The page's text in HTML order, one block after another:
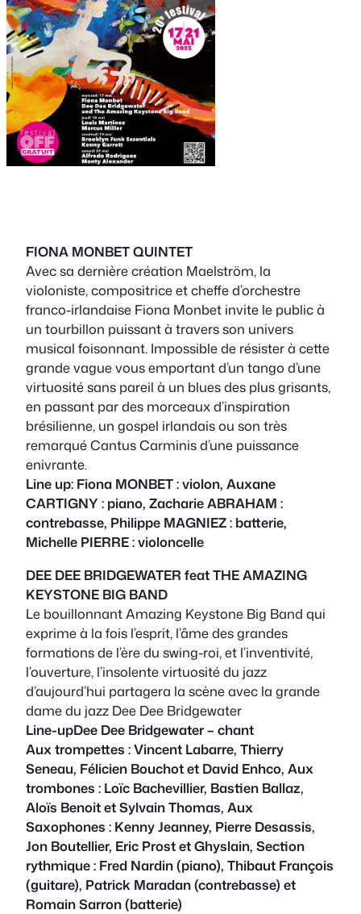
FIONA MONBET QUINTET
Avec sa dernière création Maelström, la
violoniste, compositrice et cheffe d’orchestre
franco-irlandaise Fiona Monbet invite le public à
un tourbillon puissant à travers son univers
musical foisonnant. Impossible de résister à cette
grande vague vous emportant d’un tango d’une
virtuosité sans pareil à un blues des plus grisants,
en passant par des morceaux d’inspiration
brésilienne, un gospel irlandais ou son très
remarqué Cantus Carminis d’une puissance
enivrante.
Line up: Fiona MONBET : violon, Auxane
CARTIGNY : piano, Zacharie ABRAHAM :
contrebasse, Philippe MAGNIEZ : batterie,
Michelle PIERRE : violoncelle
DEE DEE BRIDGEWATER feat THE AMAZING
KEYSTONE BIG BAND
Le bouillonnant Amazing Keystone Big Band qui
exprime à la fois l’esprit, l’âme des grandes
formations de l’ère du swing-roi, et l’inventivité,
l’ouverture, l’insolente virtuosité du jazz
d’aujourd’hui partagera la scène avec la grande
dame du jazz Dee Dee Bridgewater
Line-upDee Dee Bridgewater – chant
Aux trompettes : Vincent Labarre, Thierry
Seneau, Félicien Bouchot et David Enhco, Aux
trombones : Loïc Bachevillier, Bastien Ballaz,
Aloïs Benoit et Sylvain Thomas, Aux
Saxophones : Kenny Jeanney, Pierre Desassis,
Jon Boutellier, Eric Prost et Ghyslain, Section
rythmique : Fred Nardin (piano), Thibaut François
(guitare), Patrick Maradan (contrebasse) et
Romain Sarron (batterie)